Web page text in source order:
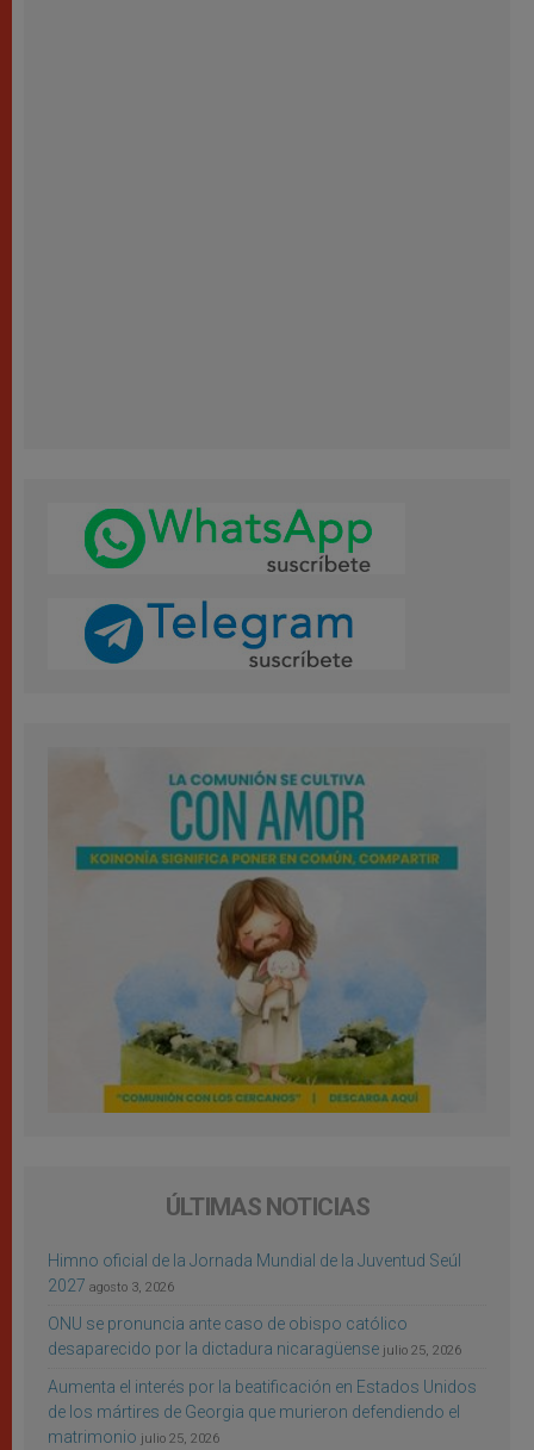
ÚLTIMAS NOTICIAS
Himno oficial de la Jornada Mundial de la Juventud Seúl
2027 agosto 3, 2026
ONU se pronuncia ante caso de obispo católico
desaparecido por la dictadura nicaragüense julio 25, 2026
Aumenta el interés por la beatificación en Estados Unidos
de los mártires de Georgia que murieron defendiendo el
matrimonio julio 25, 2026